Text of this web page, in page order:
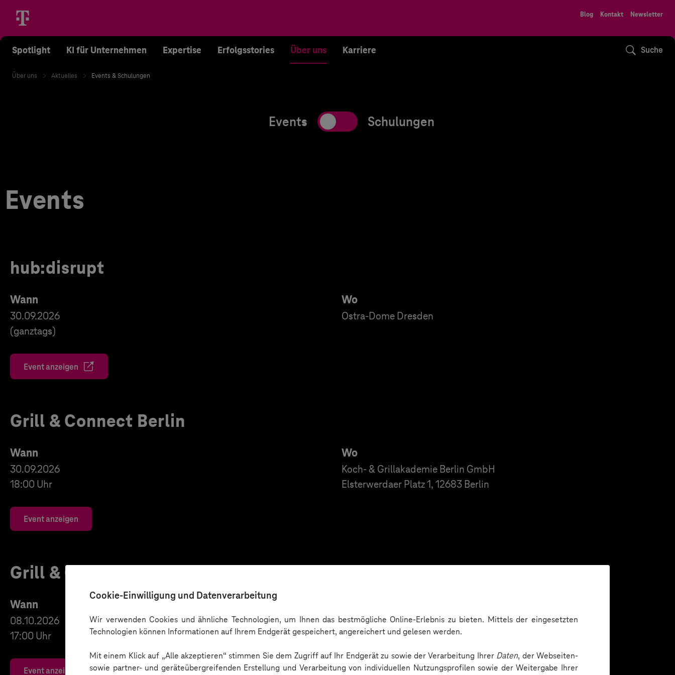
Cookie-Einwilligung und Datenverarbeitung
Wir verwenden Cookies und ähnliche Technologien, um Ihnen das bestmögliche Online-Erlebnis zu bieten. Mittels der eingesetzten
Technologien können Informationen auf Ihrem Endgerät gespeichert, angereichert und gelesen werden.
Mit einem Klick auf „Alle akzeptieren“ stimmen Sie dem Zugriff auf Ihr Endgerät zu sowie der Verarbeitung Ihrer Daten, der Webseiten-
sowie partner- und geräteübergreifenden Erstellung und Verarbeitung von individuellen Nutzungsprofilen sowie der Weitergabe Ihrer
Blog Kontakt Newsletter
Spotlight KI für Unternehmen Expertise Erfolgsstories Über uns Karriere Suche
Über uns Aktuelles Events & Schulungen
Events Schulungen
Events
hub:disrupt
Wann
30.09.2026
(ganztags)
Wo
Ostra-Dome Dresden
Event anzeigen
Grill & Connect Berlin
Wann
30.09.2026
18:00 Uhr
Wo
Koch- & Grillakademie Berlin GmbH
Elsterwerdaer Platz 1, 12683 Berlin
Event anzeigen
Grill & Connect München
Wann
08.10.2026
17:00 Uhr
Grillviertel - Die Grillschule im Werksviertel
Speicherstraße 10, 81671 München
Event anzeigen